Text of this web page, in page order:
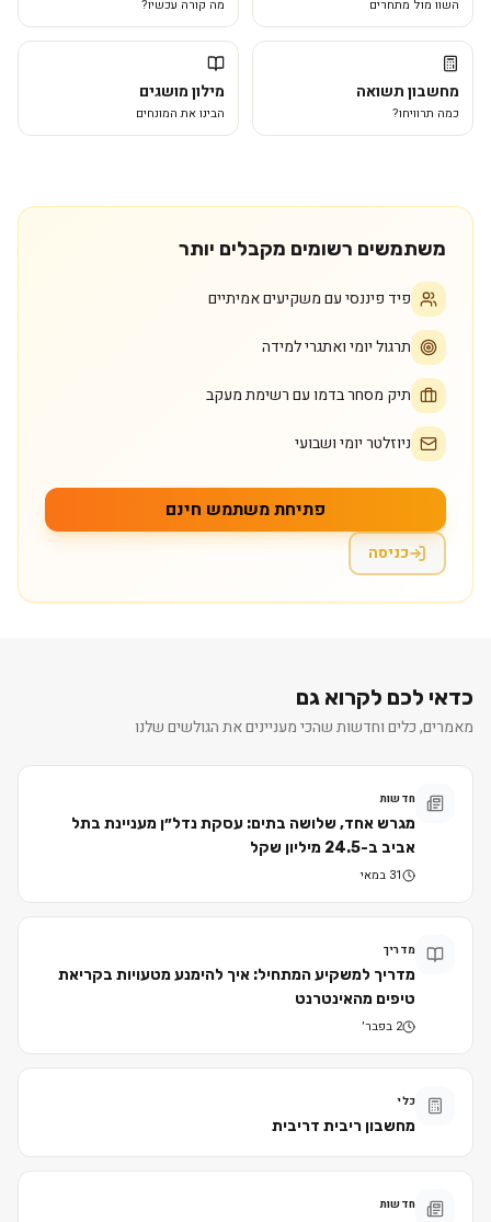
השוו מול מתחרים מה קורה עכשיו?
מחשבון תשואה
כמה תרוויחו?
מילון מושגים
הבינו את המונחים
משתמשים רשומים מקבלים יותר
פיד פיננסי עם משקיעים אמיתיים
תרגול יומי ואתגרי למידה
תיק מסחר בדמו עם רשימת מעקב
ניוזלטר יומי ושבועי
פתיחת משתמש חינם
כניסה
כדאי לכם לקרוא גם
מאמרים, כלים וחדשות שהכי מעניינים את הגולשים שלנו
חדשות
מגרש אחד, שלושה בתים: עסקת נדל״ן מעניינת בתל
אביב ב-24.5 מיליון שקל
31 במאי
מדריך
מדריך למשקיע המתחיל: איך להימנע מטעויות בקריאת
טיפים מהאינטרנט
2 בפבר׳
כלי
מחשבון ריבית דריבית
חדשות